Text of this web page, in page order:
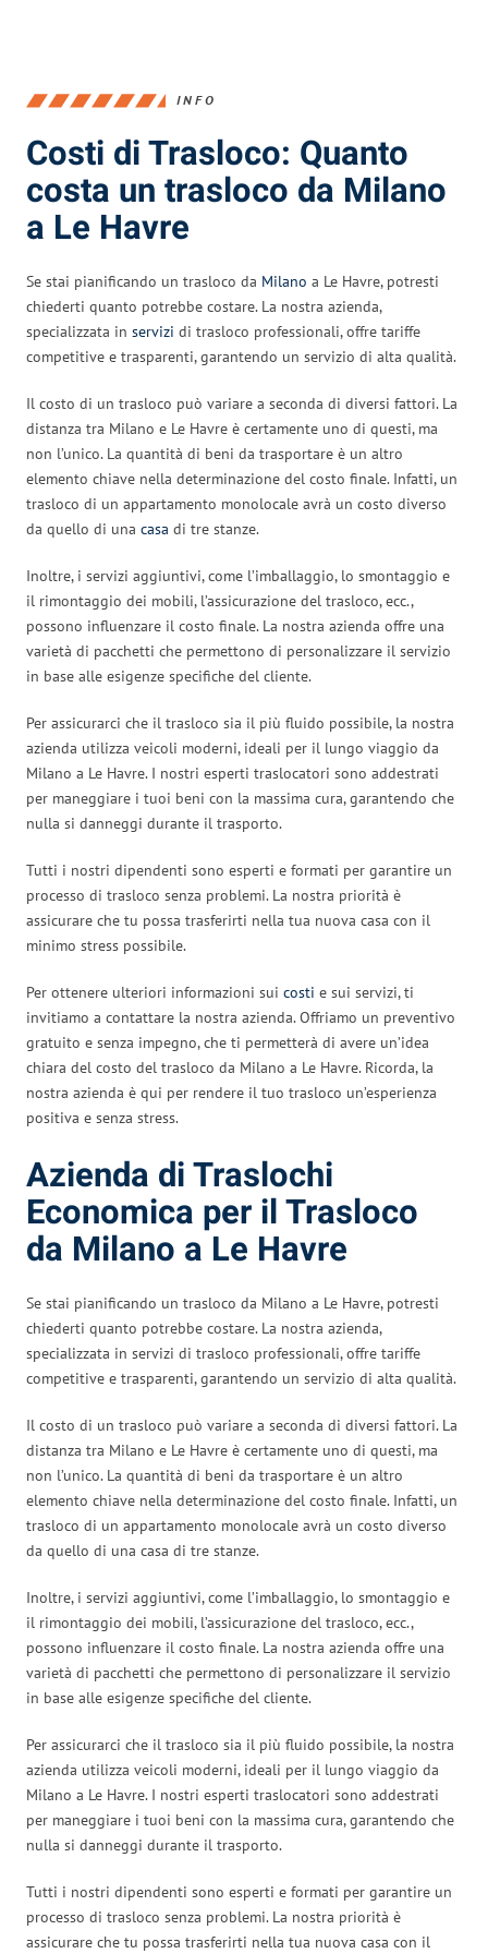
INFO
Costi di Trasloco: Quanto
costa un trasloco da Milano
a Le Havre
Se stai pianificando un trasloco da Milano a Le Havre, potresti
chiederti quanto potrebbe costare. La nostra azienda,
specializzata in servizi di trasloco professionali, offre tariffe
competitive e trasparenti, garantendo un servizio di alta qualità.
Il costo di un trasloco può variare a seconda di diversi fattori. La
distanza tra Milano e Le Havre è certamente uno di questi, ma
non l’unico. La quantità di beni da trasportare è un altro
elemento chiave nella determinazione del costo finale. Infatti, un
trasloco di un appartamento monolocale avrà un costo diverso
da quello di una casa di tre stanze.
Inoltre, i servizi aggiuntivi, come l’imballaggio, lo smontaggio e
il rimontaggio dei mobili, l’assicurazione del trasloco, ecc.,
possono influenzare il costo finale. La nostra azienda offre una
varietà di pacchetti che permettono di personalizzare il servizio
in base alle esigenze specifiche del cliente.
Per assicurarci che il trasloco sia il più fluido possibile, la nostra
azienda utilizza veicoli moderni, ideali per il lungo viaggio da
Milano a Le Havre. I nostri esperti traslocatori sono addestrati
per maneggiare i tuoi beni con la massima cura, garantendo che
nulla si danneggi durante il trasporto.
Tutti i nostri dipendenti sono esperti e formati per garantire un
processo di trasloco senza problemi. La nostra priorità è
assicurare che tu possa trasferirti nella tua nuova casa con il
minimo stress possibile.
Per ottenere ulteriori informazioni sui costi e sui servizi, ti
invitiamo a contattare la nostra azienda. Offriamo un preventivo
gratuito e senza impegno, che ti permetterà di avere un’idea
chiara del costo del trasloco da Milano a Le Havre. Ricorda, la
nostra azienda è qui per rendere il tuo trasloco un’esperienza
positiva e senza stress.
Azienda di Traslochi
Economica per il Trasloco
da Milano a Le Havre
Se stai pianificando un trasloco da Milano a Le Havre, potresti
chiederti quanto potrebbe costare. La nostra azienda,
specializzata in servizi di trasloco professionali, offre tariffe
competitive e trasparenti, garantendo un servizio di alta qualità.
Il costo di un trasloco può variare a seconda di diversi fattori. La
distanza tra Milano e Le Havre è certamente uno di questi, ma
non l’unico. La quantità di beni da trasportare è un altro
elemento chiave nella determinazione del costo finale. Infatti, un
trasloco di un appartamento monolocale avrà un costo diverso
da quello di una casa di tre stanze.
Inoltre, i servizi aggiuntivi, come l’imballaggio, lo smontaggio e
il rimontaggio dei mobili, l’assicurazione del trasloco, ecc.,
possono influenzare il costo finale. La nostra azienda offre una
varietà di pacchetti che permettono di personalizzare il servizio
in base alle esigenze specifiche del cliente.
Per assicurarci che il trasloco sia il più fluido possibile, la nostra
azienda utilizza veicoli moderni, ideali per il lungo viaggio da
Milano a Le Havre. I nostri esperti traslocatori sono addestrati
per maneggiare i tuoi beni con la massima cura, garantendo che
nulla si danneggi durante il trasporto.
Tutti i nostri dipendenti sono esperti e formati per garantire un
processo di trasloco senza problemi. La nostra priorità è
assicurare che tu possa trasferirti nella tua nuova casa con il